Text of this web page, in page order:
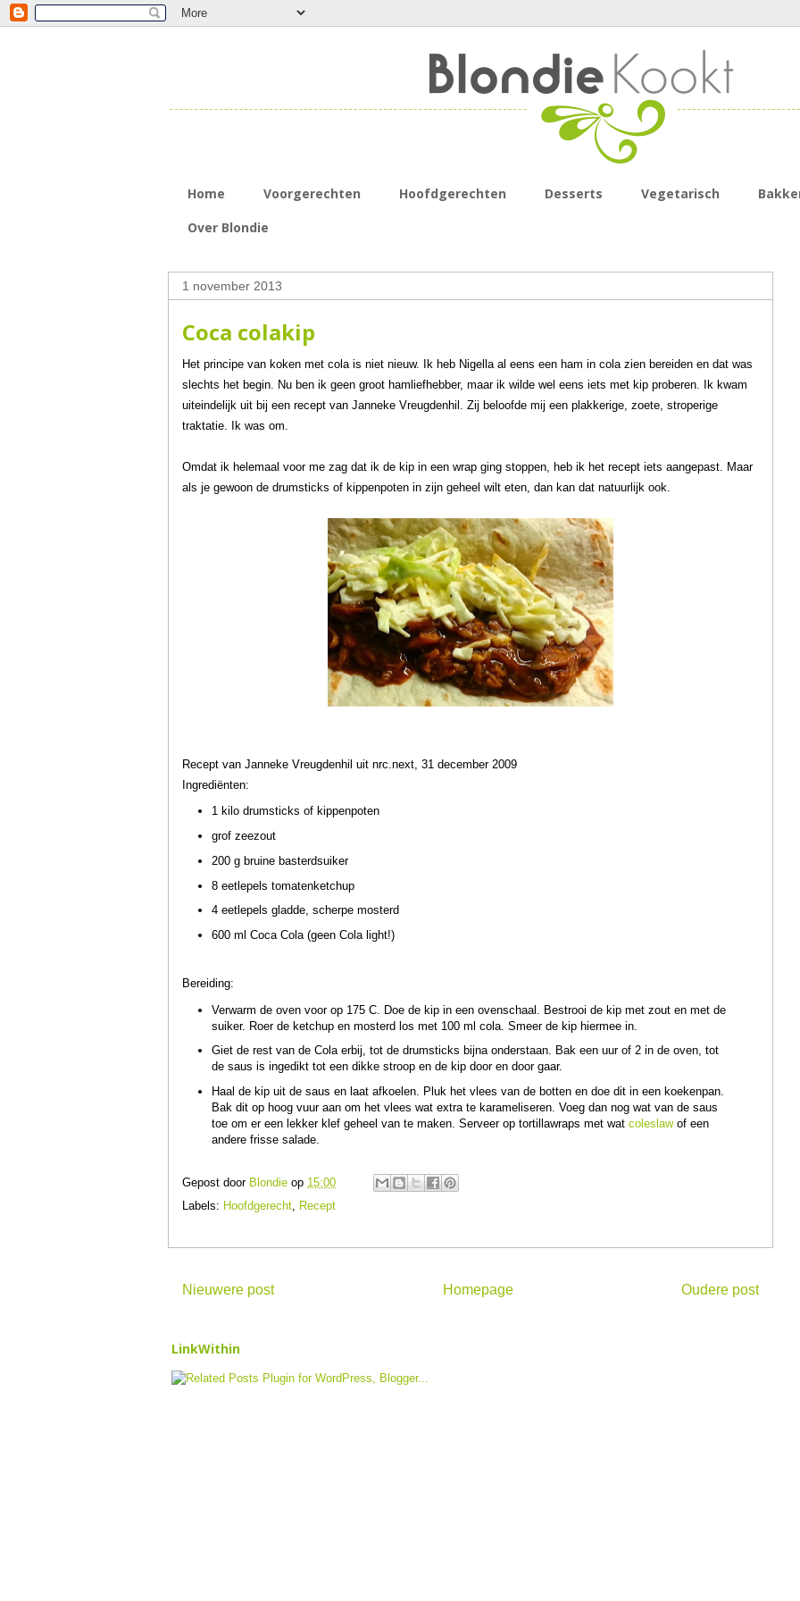
Home Voorgerechten Hoofdgerechten Desserts Vegetarisch
Over Blondie
1 november 2013
Coca colakip
Het principe van koken met cola is niet nieuw. Ik heb Nigella al eens een ham in cola zien bereiden en dat was
slechts het begin. Nu ben ik geen groot hamliefhebber, maar ik wilde wel eens iets met kip proberen. Ik kwam
uiteindelijk uit bij een recept van Janneke Vreugdenhil. Zij beloofde mij een plakkerige, zoete, stroperige
traktatie. Ik was om.
Omdat ik helemaal voor me zag dat ik de kip in een wrap ging stoppen, heb ik het recept iets aangepast. Maar
als je gewoon de drumsticks of kippenpoten in zijn geheel wilt eten, dan kan dat natuurlijk ook.
Recept van Janneke Vreugdenhil uit nrc.next, 31 december 2009
Ingrediënten:
1 kilo drumsticks of kippenpoten
grof zeezout
200 g bruine basterdsuiker
8 eetlepels tomatenketchup
4 eetlepels gladde, scherpe mosterd
600 ml Coca Cola (geen Cola light!)
Bereiding:
Verwarm de oven voor op 175 C. Doe de kip in een ovenschaal. Bestrooi de kip met zout en met de
suiker. Roer de ketchup en mosterd los met 100 ml cola. Smeer de kip hiermee in.
Giet de rest van de Cola erbij, tot de drumsticks bijna onderstaan. Bak een uur of 2 in de oven, tot
de saus is ingedikt tot een dikke stroop en de kip door en door gaar.
Haal de kip uit de saus en laat afkoelen. Pluk het vlees van de botten en doe dit in een koekenpan.
Bak dit op hoog vuur aan om het vlees wat extra te karameliseren. Voeg dan nog wat van de saus
toe om er een lekker klef geheel van te maken. Serveer op tortillawraps met wat coleslawof een
andere frisse salade.
Gepost door Blondie op 15:00
Labels: Hoofdgerecht, Recept
Nieuwere post Oudere post
Homepage
LinkWithin